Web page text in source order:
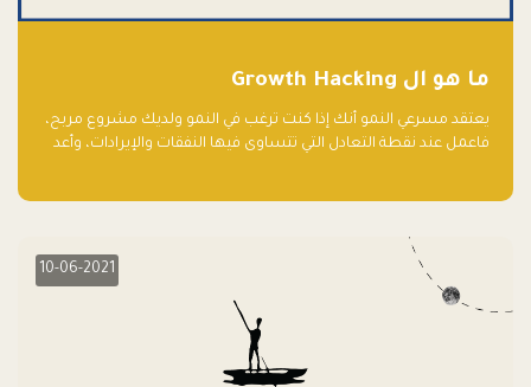
ما هو ال Growth Hacking
يعتقد مسرعي النمو أنك إذا كنت ترغب في النمو ولديك مشروع مربح،
فاعمل عند نقطة التعادل التي تتساوى فيها النفقات والإيرادات، وأعد
10-06-2021